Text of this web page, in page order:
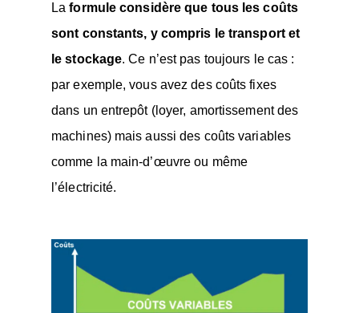
Laformule considère que tous les coûts
sont constants, y compris le transport et
le stockage. Ce n’est pas toujours le cas :
par exemple, vous avez des coûts fixes
dans un entrepôt (loyer, amortissement des
machines) mais aussi des coûts variables
comme la main-d’œuvre ou même
l’électricité.